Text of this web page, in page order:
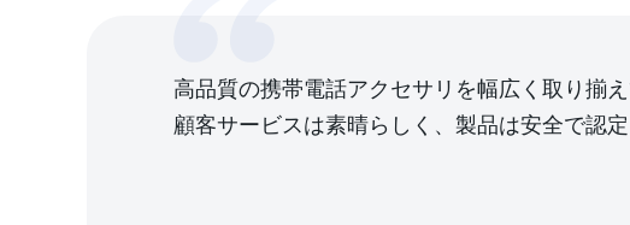
高品質の携帯電話アクセサリを幅広く取り揃
顧客サービスは素晴らしく、製品は安全で認